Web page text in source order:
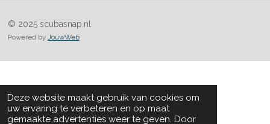
Deze website maakt gebruik van cookies om
uw ervaring te verbeteren en op maat
gemaakte advertenties weer te geven. Door
© 2025 scubasnap.nl
Powered by JouwWeb